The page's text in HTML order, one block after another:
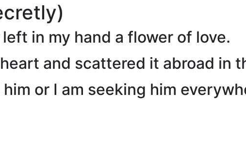
in my hand a flower of love.
and scattered it abroad in
or I am seeking him